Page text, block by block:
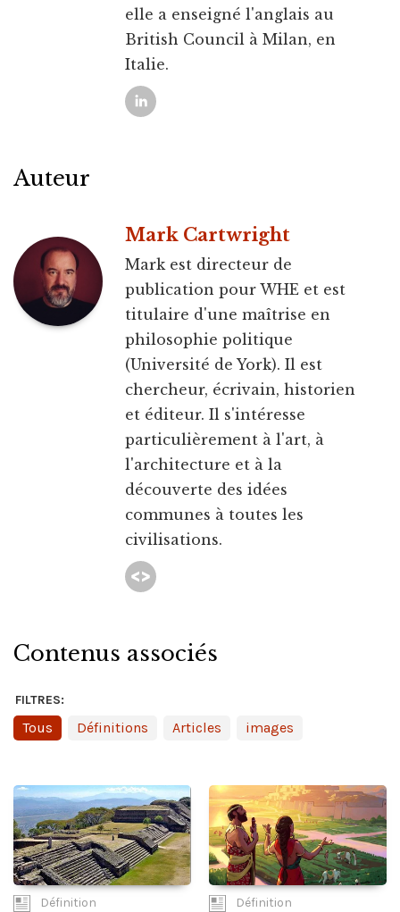
elle a enseigné l'anglais au
British Council à Milan, en
Italie.
Auteur
Mark Cartwright
Mark est directeur de
publication pour WHE et est
titulaire d'une maîtrise en
philosophie politique
(Université de York). Il est
chercheur, écrivain, historien
et éditeur. Il s'intéresse
particulièrement à l'art, à
l'architecture et à la
découverte des idées
communes à toutes les
civilisations.
Contenus associés
FILTRES:
Tous Définitions Articles images
Définition Définition